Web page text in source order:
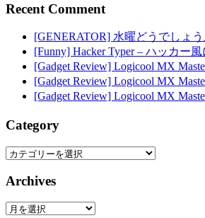
Recent Comment
[GENERATOR] 水曜どうでしょ
[Funny] Hacker Typer – ハッカー
[Gadget Review] Logicool MX
[Gadget Review] Logicool MX
[Gadget Review] Logicool MX
Category
Category
Archives
Archives